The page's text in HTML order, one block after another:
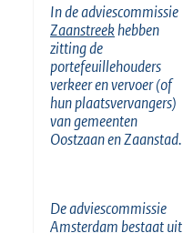
In de adviescommissie
Zaanstreekhebben
zitting de
portefeuillehouders
verkeer en vervoer (of
hun plaatsvervangers)
van gemeenten
Oostzaan en Zaanstad.
De adviescommissie
Amsterdambestaat uit